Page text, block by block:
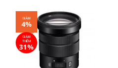
GIẢM
4%
GIẢM
THÊM
31%